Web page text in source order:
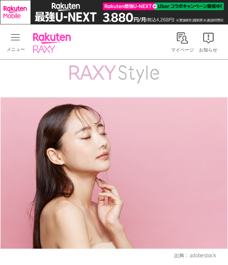
Rakuten RAXYマイページ お知らせ
出典：adobestock